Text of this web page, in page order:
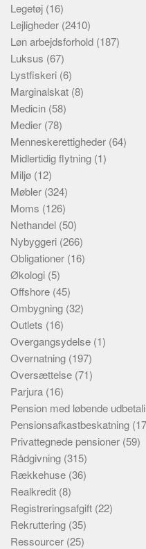
Legetøj (16)
Lejligheder (2410)
Løn arbejdsforhold (187)
Luksus (67)
Lystfiskeri (6)
Marginalskat (8)
Medicin (58)
Medier (78)
Menneskerettigheder (64)
Midlertidig flytning (1)
Miljø (12)
Møbler (324)
Moms (126)
Nethandel (50)
Nybyggeri (266)
Obligationer (16)
Økologi (5)
Offshore (45)
Ombygning (32)
Outlets (16)
Overgangsydelse (1)
Overnatning (197)
Oversættelse (71)
Parjura (16)
Pension med løbende
Pensionsafkastbeskatning
Privattegnede pensioner (59)
Rådgivning (315)
Rækkehuse (36)
Realkredit (8)
Registreringsafgift (22)
Rekruttering (35)
Ressourcer (25)